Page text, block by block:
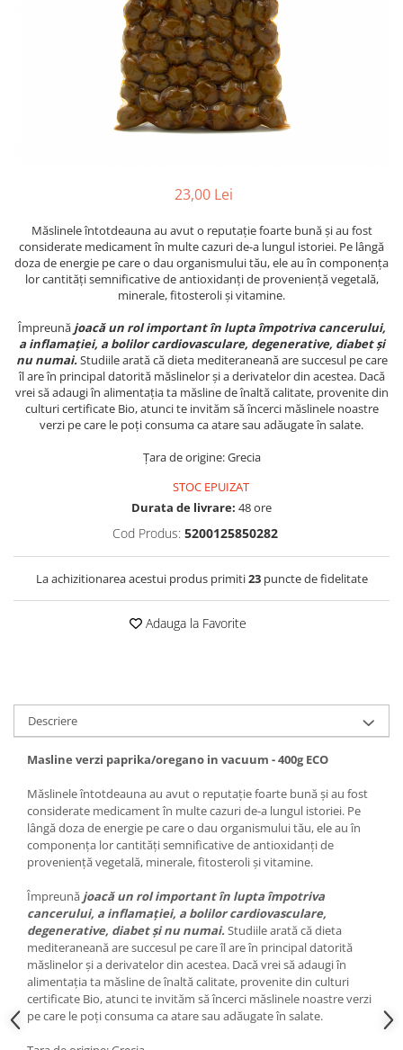
CIOCOLATĂ ȘI CACAO
PRODUSE ECO / ORGANICE
TOATE PRODUSELE
23,00 Lei
Măslinele întotdeauna au avut o reputație foarte bună și au fost
considerate medicament în multe cazuri de-a lungul istoriei. Pe lângă
doza de energie pe care o dau organismului tău, ele au în componența
lor cantități semnificative de antioxidanți de proveniență vegetală,
minerale, fitosteroli și vitamine.
Împreună joacă un rol important în lupta împotriva cancerului,
a inflamației, a bolilor cardiovasculare, degenerative, diabet și
nu numai.Studiile arată că dieta mediteraneană are succesul pe care
îl are în principal datorită măslinelor și a derivatelor din acestea. Dacă
vrei să adaugi în alimentația ta măsline de înaltă calitate, provenite din
culturi certificate Bio, atunci te invităm să încerci măslinele noastre
verzi pe care le poți consuma ca atare sau adăugate în salate.
Țara de origine: Grecia
STOC EPUIZAT
Durata de livrare: 48 ore
Cod Produs: 5200125850282
La achizitionarea acestui produs primiti23puncte de fidelitate
Adauga la Favorite
Descriere
Masline verzi paprika/oregano in vacuum - 400g ECO
Măslinele întotdeauna au avut o reputație foarte bună și au fost
considerate medicament în multe cazuri de-a lungul istoriei. Pe
lângă doza de energie pe care o dau organismului tău, ele au în
componența lor cantități semnificative de antioxidanți de
proveniență vegetală, minerale, fitosteroli și vitamine.
Împreună joacă un rol important în lupta împotriva
cancerului, a inflamației, a bolilor cardiovasculare,
degenerative, diabet și nu numai.Studiile arată că dieta
mediteraneană are succesul pe care îl are în principal datorită
măslinelor și a derivatelor din acestea. Dacă vrei să adaugi în
alimentația ta măsline de înaltă calitate, provenite din culturi
certificate Bio, atunci te invităm să încerci măslinele noastre verzi
pe care le poți consuma ca atare sau adăugate în salate.